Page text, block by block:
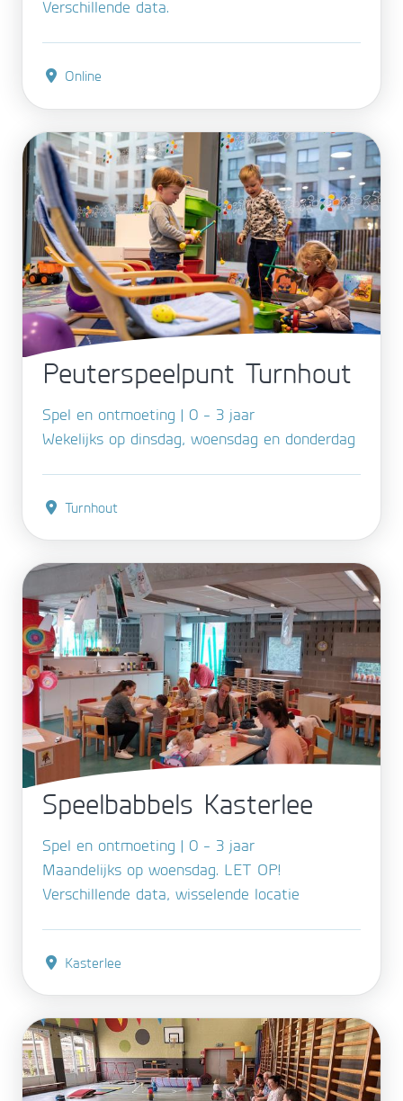
Verschillende data.
Online
Peuterspeelpunt Turnhout
Spel en ontmoeting | 0 - 3 jaar
Wekelijks op dinsdag, woensdag en donderdag
Turnhout
Speelbabbels Kasterlee
Spel en ontmoeting | 0 - 3 jaar
Maandelijks op woensdag. LET OP!
Verschillende data, wisselende locatie
Kasterlee